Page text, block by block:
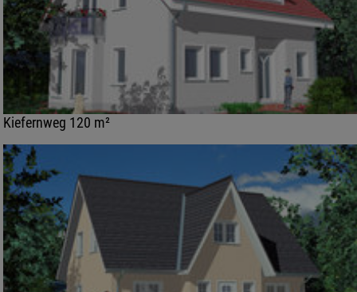
Kiefernweg 120 m²